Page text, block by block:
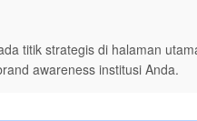
titik strategis di halaman
awareness institusi Anda.